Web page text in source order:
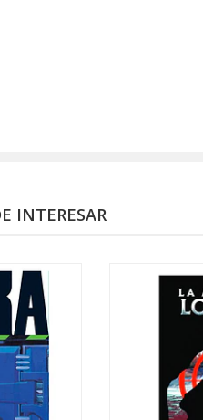
INTERESAR